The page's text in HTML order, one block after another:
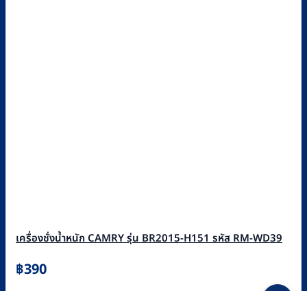
เครื่องชั่งน้ำหนัก CAMRY รุ่น BR2015-H151 รหัส RM-WD39
฿390